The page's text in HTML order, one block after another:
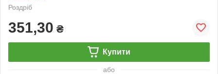
Роздріб
351,30 ₴
Купити
або